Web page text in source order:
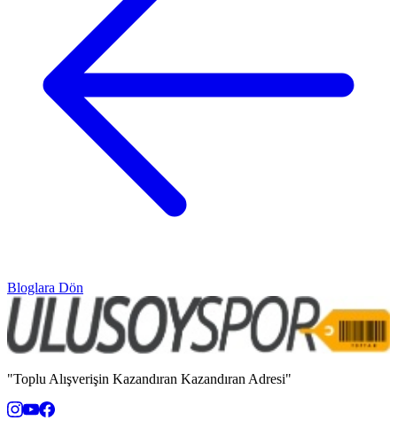
Bloglara Dön
"Toplu Alışverişin Kazandıran Kazandıran Adresi"